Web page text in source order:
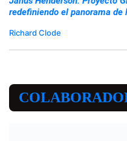
redefiniendo el panorama de
Richard Clode